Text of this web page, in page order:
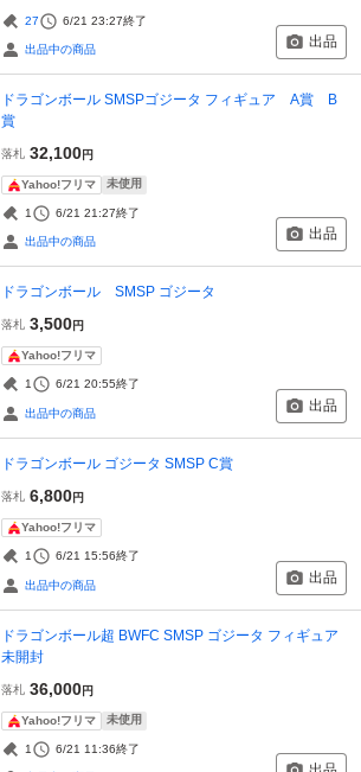
27 6/21 23:27終了
出品中の商品 出品
ドラゴンボール SMSPゴジータ フィギュア A賞 B
賞
落札 32,100円
Yahoo!フリマ 未使用
1 6/21 21:27終了
出品中の商品 出品
ドラゴンボール SMSP ゴジータ
落札 3,500円
Yahoo!フリマ
1 6/21 20:55終了
出品中の商品 出品
ドラゴンボール ゴジータ SMSP C賞
落札 6,800円
Yahoo!フリマ
1 6/21 15:56終了
出品中の商品 出品
ドラゴンボール超 BWFC SMSP ゴジータ フィギュア
未開封
落札 36,000円
Yahoo!フリマ 未使用
1 6/21 11:36終了